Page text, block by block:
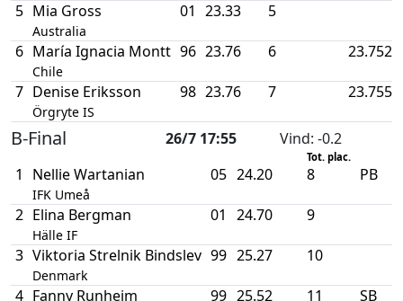
5 Mia Gross
Australia
01 23.33 5
6 María Ignacia Montt
Chile
96 23.76 6 23.752
7 Denise Eriksson
Örgryte IS
98 23.76 7 23.755
B-Final 26/7 17:55 Vind: -0.2
Tot. plac.
1 Nellie Wartanian
IFK Umeå
05 24.20 8 PB
2 Elina Bergman
Hälle IF
01 24.70 9
3 Viktoria Strelnik Bindslev
Denmark
99 25.27 10
4 Fanny Runheim 99 25.52 11 SB